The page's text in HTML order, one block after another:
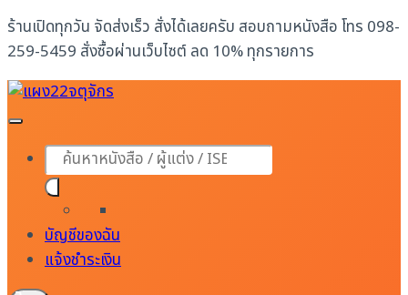
Skip
to
content
ร้านเปิดทุกวัน จัดส่งเร็ว สั่งได้เลยครับ สอบถามหนังสือ โทร 098-
259-5459 สั่งซื้อผ่านเว็บไซต์ ลด 10% ทุกรายการ
Products
search
บัญชีของฉัน
แจ้งชำระเงิน